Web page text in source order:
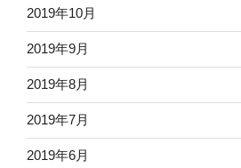
2019年10月
2019年9月
2019年8月
2019年7月
2019年6月